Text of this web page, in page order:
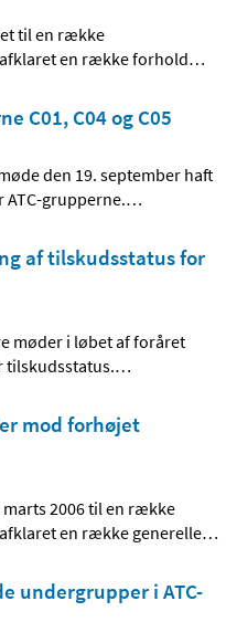
til en række
en række forhold…
C01, C04 og C05
den 19. september haft
grupperne.…
af tilskudsstatus for
møder i løbet af foråret
…
mod forhøjet
2006 til en række
en række generelle…
undergrupper i ATC-